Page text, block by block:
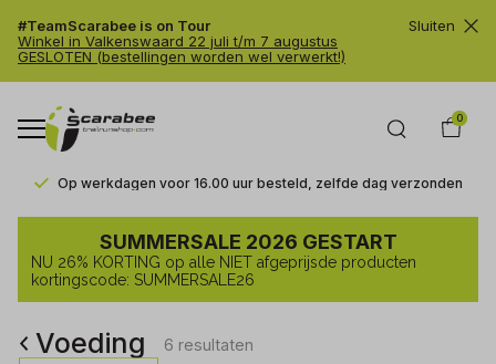
#TeamScarabee is on Tour
Winkel in Valkenswaard 22 juli t/m 7 augustus
GESLOTEN (bestellingen worden wel verwerkt!)
Sluiten
0
Op werkdagen voor 16.00 uur besteld, zelfde dag verzonden
Voeding
Trailrunshop
SUMMERSALE 2026 GESTART
NU 26% KORTING op alle NIET afgeprijsde producten
kortingscode: SUMMERSALE26
Voeding
6 resultaten